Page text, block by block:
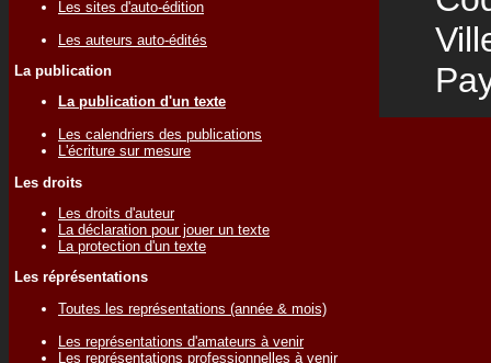
Les sites d'auto-édition
Les auteurs auto-édités
La publication
La publication d'un texte
Les calendriers des publications
L'écriture sur mesure
Les droits
Les droits d'auteur
La déclaration pour jouer un texte
La protection d'un texte
Les réprésentations
Toutes les représentations (année & mois)
Les représentations d'amateurs à venir
Les représentations professionnelles à venir